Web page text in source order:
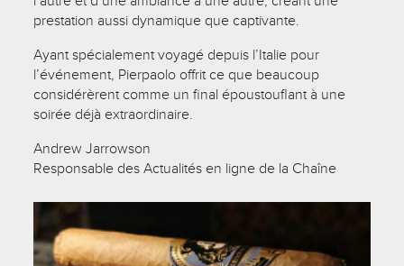
prestation aussi dynamique que captivante.
Ayant spécialement voyagé depuis l’Italie pour
l’événement, Pierpaolo offrit ce que beaucoup
considérèrent comme un final époustouflant à une
soirée déjà extraordinaire.
Andrew Jarrowson
Responsable des Actualités en ligne de la Chaîne